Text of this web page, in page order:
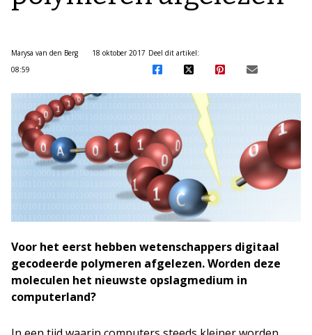
Marysa van den Berg
18 oktober 2017
08:59
Deel dit artikel:
Voor het eerst hebben wetenschappers digitaal
gecodeerde polymeren afgelezen. Worden deze
moleculen het nieuwste opslagmedium in
computerland?